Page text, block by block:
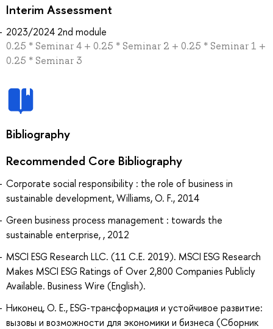
Interim Assessment
2023/2024 2nd module
0.25 * Seminar 4 + 0.25 * Seminar 2 + 0.25 * Seminar 1 +
0.25 * Seminar 3
Bibliography
Recommended Core Bibliography
Corporate social responsibility : the role of business in
sustainable development, Williams, O. F., 2014
Green business process management : towards the
sustainable enterprise, , 2012
MSCI ESG Research LLC. (11 C.E. 2019). MSCI ESG Research
Makes MSCI ESG Ratings of Over 2,800 Companies Publicly
Available. Business Wire (English).
Никонец, О. Е., ESG-трансформация и устойчивое развитие:
вызовы и возможности для экономики и бизнеса (Сборник